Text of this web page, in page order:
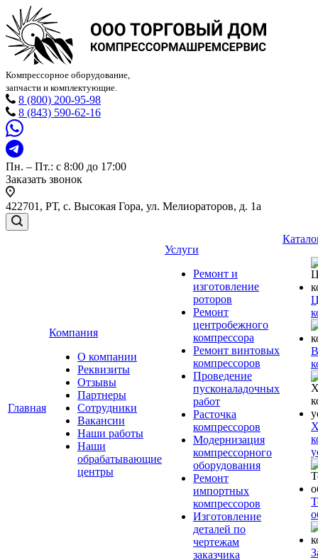
Компрессорное оборудование,
запчасти и комплектующие.
8 (800) 200-95-98
8 (843) 590-62-16
Пн. – Пт.: с 8:00 до 17:00
Заказать звонок
422701, РТ, с. Высокая Гора, ул. Мелиораторов, д. 1а
Главная
Компания
О компании
Реквизиты
Отзывы
Партнеры
Сотрудники
Вакансии
Наши работы
Наши
обрабатывающие
центры
Услуги
Ремонт и
изготовление
роторов
Ремонт
центробежного
компрессора
Ремонт винтовых
компрессоров
Проведение
пусконаладочных
работ
Расточка
компрессоров
Модернизация
компрессорного
оборудования
Ремонт
импортных
компрессоров
Изготовление
деталей по
чертежам
заказчика